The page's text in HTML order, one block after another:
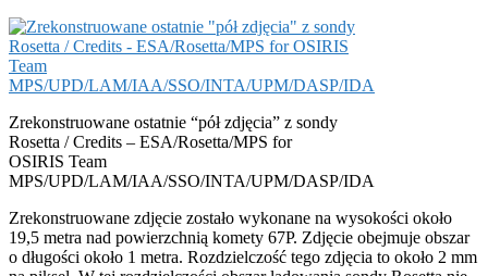
Zrekonstruowane ostatnie “pół zdjęcia” z sondy
Rosetta / Credits – ESA/Rosetta/MPS for
OSIRIS Team
MPS/UPD/LAM/IAA/SSO/INTA/UPM/DASP/IDA
Zrekonstruowane zdjęcie zostało wykonane na wysokości około
19,5 metra nad powierzchnią komety 67P. Zdjęcie obejmuje obszar
o długości około 1 metra. Rozdzielczość tego zdjęcia to około 2 mm